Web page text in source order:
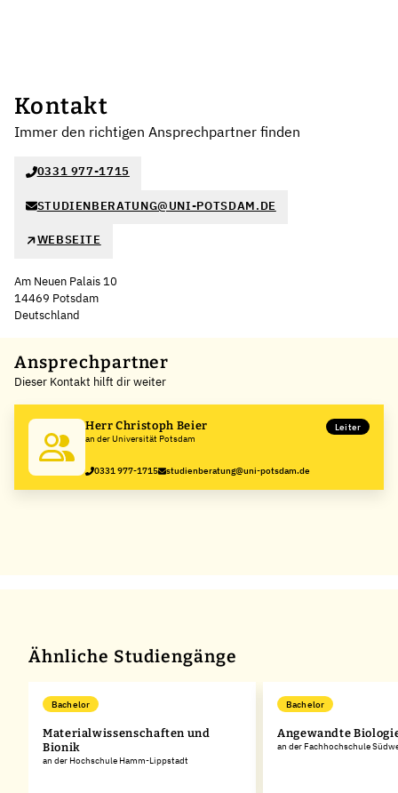
Kontakt
Immer den richtigen Ansprechpartner finden
0331 977-1715
STUDIENBERATUNG@UNI-POTSDAM.DE
WEBSEITE
Am Neuen Palais 10
14469 Potsdam
Deutschland
+
−
Ansprechpartner
Dieser Kontakt hilft dir weiter
Herr Christoph Beier
an der Universität Potsdam
Leiter
0331 977-1715 studienberatung@uni-potsdam.de
Ähnliche Studiengänge
Bachelor
Materialwissenschaften und
Bionik
an der Hochschule Hamm-Lippstadt
Bachelor
Angewandte
an der Fachhochschule